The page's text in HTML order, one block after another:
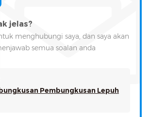
jelas?
menghubungi saya, dan saya akan
semua soalan anda
Pembungkusan Lepuh